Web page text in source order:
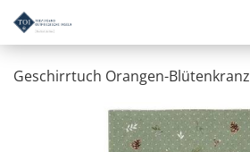
Geschirrtuch Orangen-Blütenkranz